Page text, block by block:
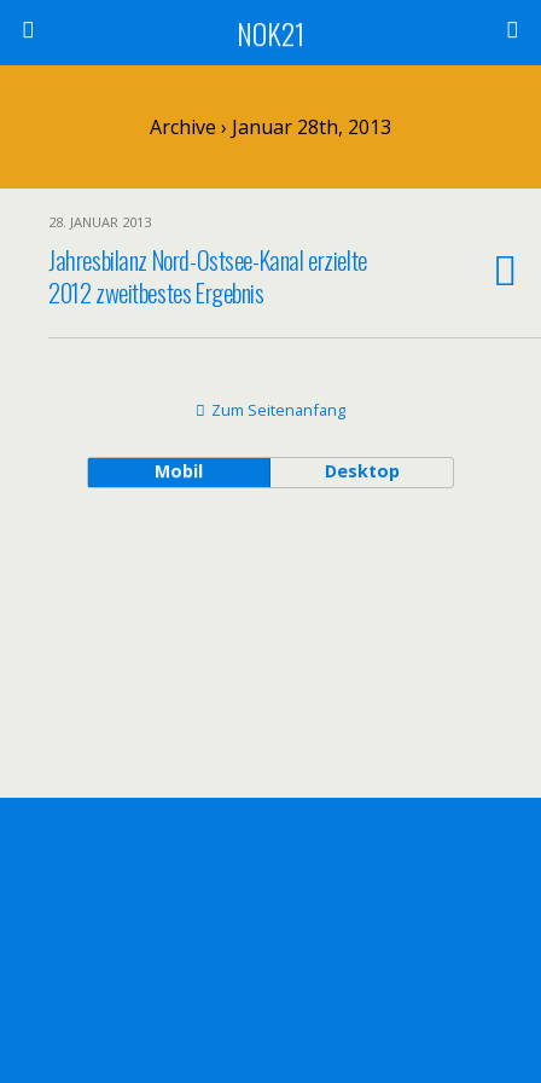
NOK21
Archive › Januar 28th, 2013
28. JANUAR 2013
Jahresbilanz Nord-Ostsee-Kanal erzielte
2012 zweitbestes Ergebnis
Zum Seitenanfang
Mobil Desktop